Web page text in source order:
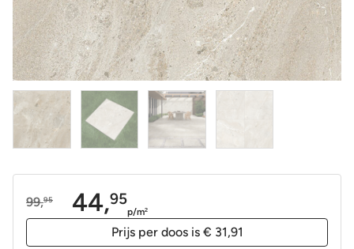
99,95
Oorspronkelijke
44,95
Huidige
p/m2
Prijs per doos is € 31,91